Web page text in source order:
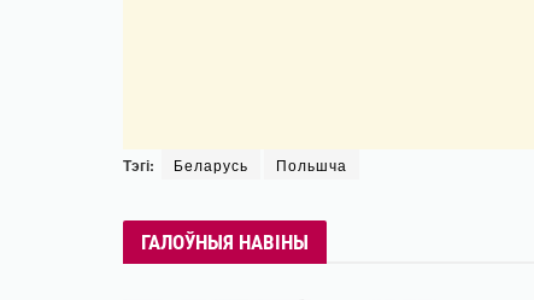
Тэгі: Беларусь Польшча
ГАЛОЎНЫЯ НАВІНЫ